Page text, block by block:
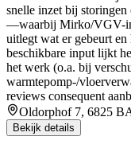
snelle inzet bij storingen
—waarbij Mirko/VGV-
uitlegt wat er gebeurt
beschikbare input lijkt
het werk (o.a. bij
warmtepomp-/
reviews consequent
Oldorphof 7, 6825
Bekijk details